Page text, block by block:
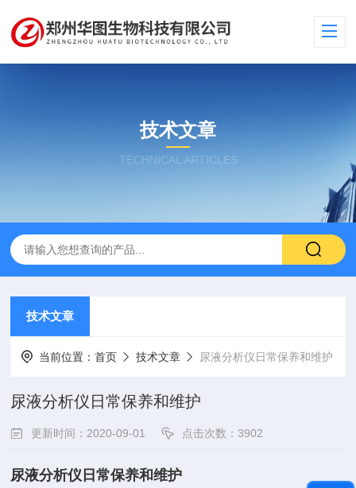
技术文章
TECHNICAL ARTICLES
技术文章
当前位置：首页 技术文章 尿液分析仪日常保养和维护
尿液分析仪日常保养和维护
更新时间：2020-09-01 点击次数：3902
尿液分析仪日常保养和维护